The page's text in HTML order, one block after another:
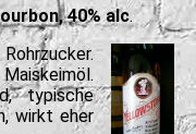
40% alc.
typische
wirkt eher